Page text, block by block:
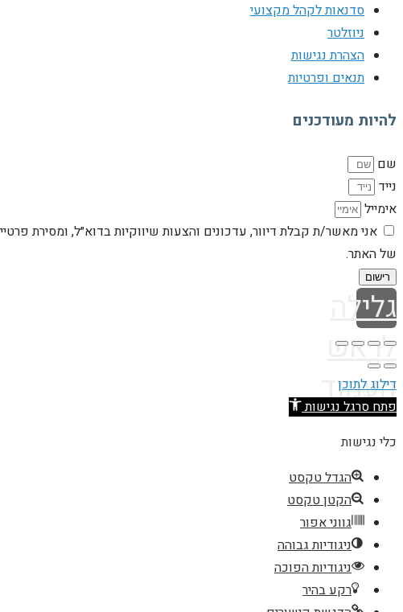
סדנאות לקהל מקצועי
ניוזלטר
הצהרת נגישות
תנאים ופרטיות
להיות מעודכנים
שם
נייד
אימייל
אני מאשר/ת קבלת דיוור, עדכונים והצעות שיווקיות בדוא״ל, ומסירת
של האתר.
רישום
גלילה
לראש
העמוד
דילוג לתוכן
פתח סרגל נגישות
כלי נגישות
הגדל טקסט
הקטן טקסט
גווני אפור
ניגודיות גבוהה
ניגודיות הפוכה
רקע בהיר